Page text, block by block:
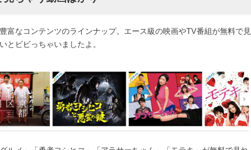
富なコンテンツのラインナップ。エース級の映画やTV番組が無料で見
とビビっちゃいましたよ。